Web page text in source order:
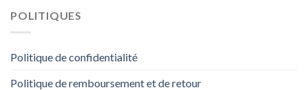
POLITIQUES
Politique de confidentialité
Politique de remboursement et de retour